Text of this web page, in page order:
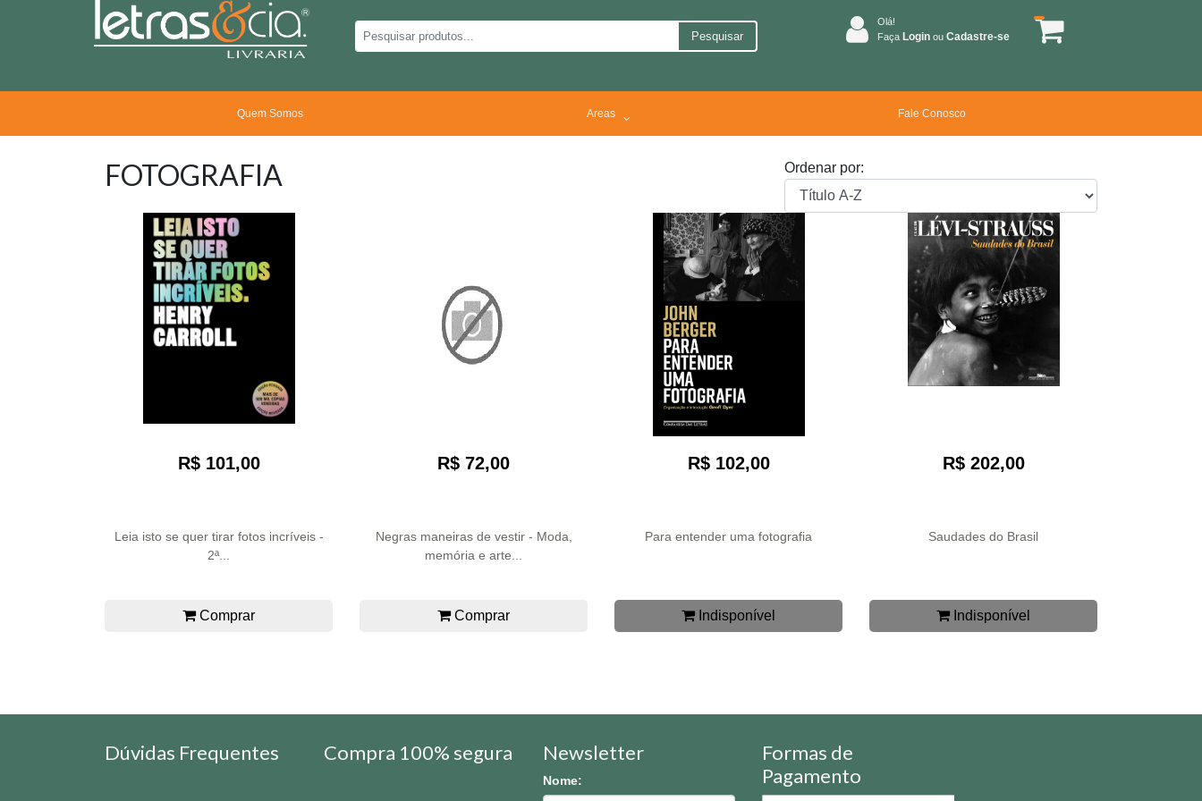
Pesquisar
Olá!
Faça Login ou Cadastre-se
Quem Somos Areas Fale Conosco
FOTOGRAFIA Ordenar por:
R$ 101,00
Leia isto se quer tirar fotos incríveis -
2ª...
Comprar
R$ 72,00
Negras maneiras de vestir - Moda,
memória e arte...
Comprar
R$ 102,00
Para entender uma fotografia
Indisponível
R$ 202,00
Saudades do Brasil
Indisponível
Dúvidas Frequentes Compra 100% segura Newsletter
Nome:
Formas de
Pagamento